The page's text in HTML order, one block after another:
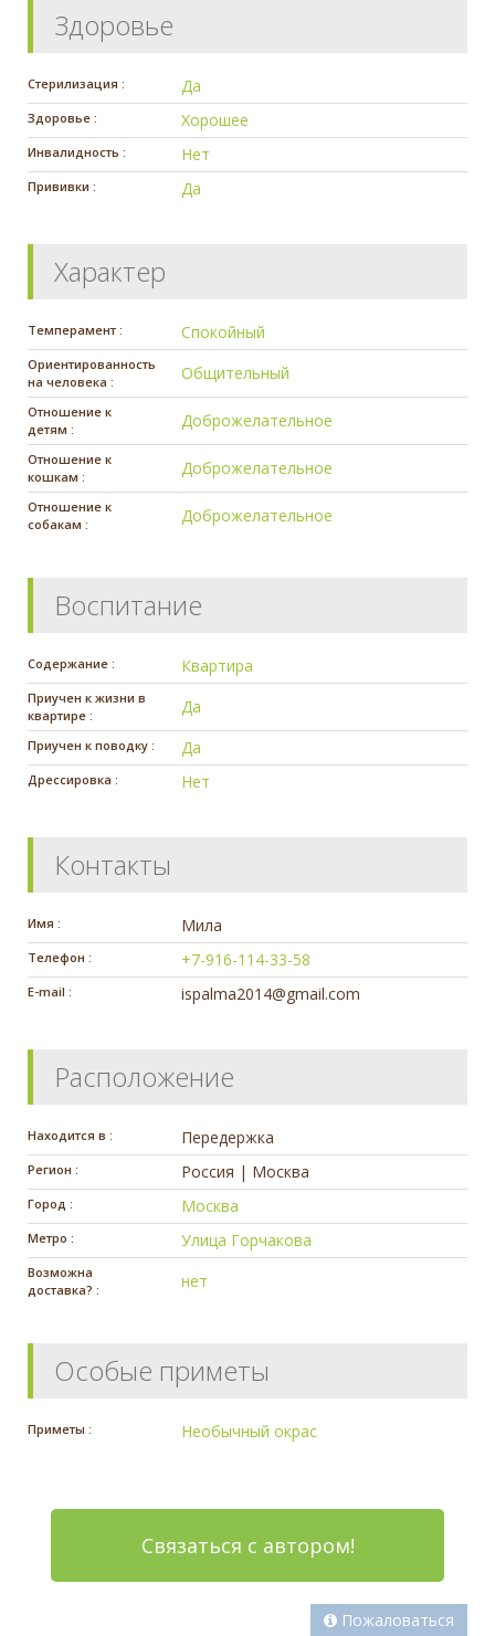
Здоровье
Стерилизация : Да
Здоровье : Хорошее
Инвалидность : Нет
Прививки : Да
Характер
Темперамент : Спокойный
Ориентированность
на человека :
Общительный
Отношение к
детям :
Доброжелательное
Отношение к
кошкам :
Доброжелательное
Отношение к
собакам :
Доброжелательное
Воспитание
Содержание : Квартира
Приучен к жизни в
квартире :
Да
Приучен к поводку : Да
Дрессировка : Нет
Контакты
Имя : Мила
Телефон : +7-916-114-33-58
E-mail : ispalma2014@gmail.com
Расположение
Находится в : Передержка
Регион : Россия | Москва
Город : Москва
Метро : Улица Горчакова
Возможна
доставка? :
нет
Особые приметы
Приметы : Необычный окрас
Связаться с автором!
Пожаловаться